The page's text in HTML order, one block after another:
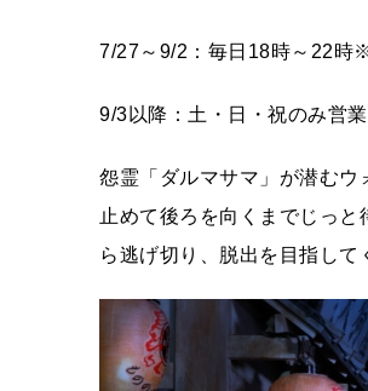
7/27～9/2：毎日18時～22時
9/3以降：土・日・祝のみ営
怨霊「ダルマサマ」が潜むウ
止めて後ろを向くまでじっ
ら逃げ切り、脱出を目指して